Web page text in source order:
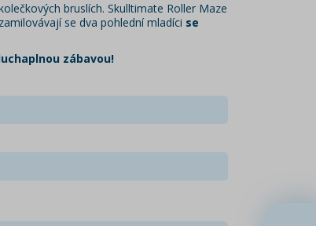
bruslích. Skulltimate Roller Maze
se dva pohlední mladíci se
zábavou!